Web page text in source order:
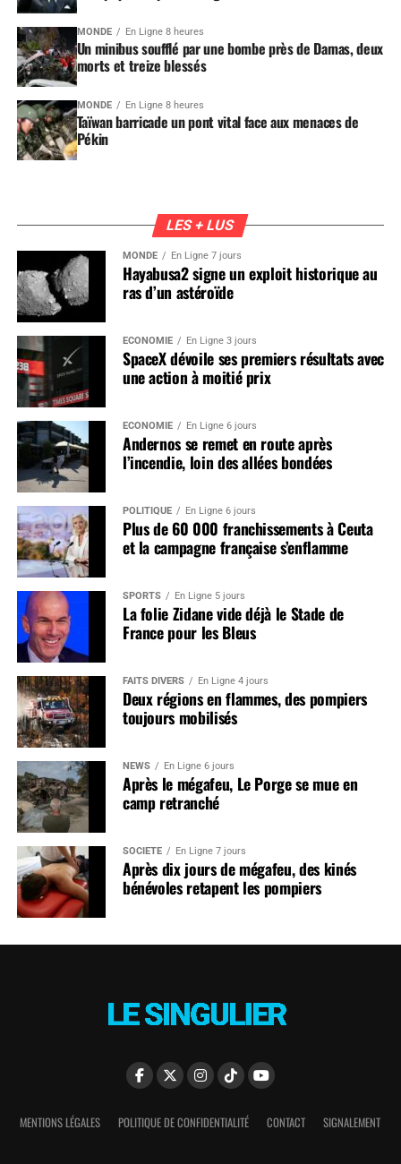
MONDE En Ligne 8 heures
Un minibus soufflé par une bombe près de Damas, deux
morts et treize blessés
MONDE En Ligne 8 heures
Taïwan barricade un pont vital face aux menaces de
Pékin
LES + LUS
MONDE En Ligne 7 jours
Hayabusa2 signe un exploit historique au
ras d’un astéroïde
ÉCONOMIE En Ligne 3 jours
SpaceX dévoile ses premiers résultats avec
une action à moitié prix
ÉCONOMIE En Ligne 6 jours
Andernos se remet en route après
l’incendie, loin des allées bondées
POLITIQUE En Ligne 6 jours
Plus de 60 000 franchissements à Ceuta
et la campagne française s’enflamme
SPORTS En Ligne 5 jours
La folie Zidane vide déjà le Stade de
France pour les Bleus
FAITS DIVERS En Ligne 4 jours
Deux régions en flammes, des pompiers
toujours mobilisés
NEWS En Ligne 6 jours
Après le mégafeu, Le Porge se mue en
camp retranché
SOCIÉTÉ En Ligne 7 jours
Après dix jours de mégafeu, des kinés
bénévoles retapent les pompiers
MENTIONS LÉGALES POLITIQUE DE CONFIDENTIALITÉ CONTACT SIGNALEMENT